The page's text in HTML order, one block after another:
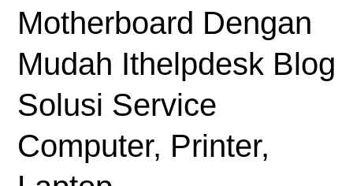
Motherboard Dengan
Mudah Ithelpdesk Blog
Solusi Service
Computer, Printer,